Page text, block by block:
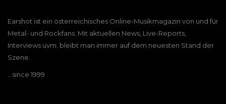
Earshot ist ein österreichisches Online-Musikmagazin von und für
Metal- und Rockfans. Mit aktuellen News, Live-Reports,
Interviews uvm. bleibt man immer auf dem neuesten Stand der
Szene.
…since 1999